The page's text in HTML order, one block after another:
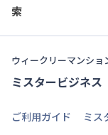
索
ウィークリーマンシ
ミスタービジネス
ご利用ガイド
ミス